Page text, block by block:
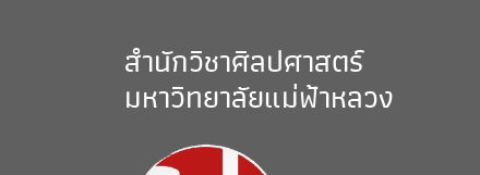
สำนักวิชาศิลปศาสตร์
มหาวิทยาลัยแม่ฟ้าหลวง